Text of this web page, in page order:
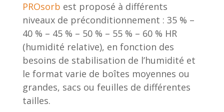
PROsorb est proposé à différents
niveaux de préconditionnement : 35 % –
40 % – 45 % – 50 % – 55 % – 60 % HR
(humidité relative), en fonction des
besoins de stabilisation de l’humidité et
le format varie de boîtes moyennes ou
grandes, sacs ou feuilles de différentes
tailles.